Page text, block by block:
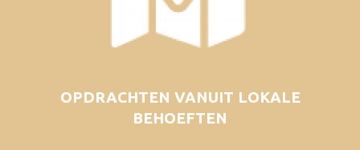
OPDRACHTEN VANUIT LOKALE
BEHOEFTEN